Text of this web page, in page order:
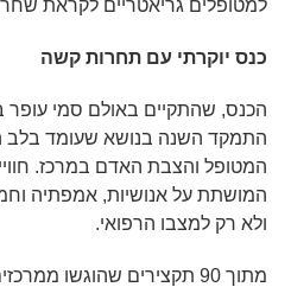
למטופלים גריאטריים לקראת
כנס יוקרתי עם תחרות קשה
הכנס, שהתקיים באולם סמי עופר
התמקד השנה בנושא שעומד בלב
המטופל והצבת האדם במרכז.
המושתת על אנושיות, אמפתיה
ולא רק למצבו הרפואי.
מתוך 90 תקצירים שהוגשו